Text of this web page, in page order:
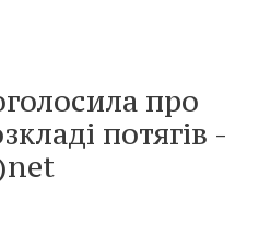
про
потягів -